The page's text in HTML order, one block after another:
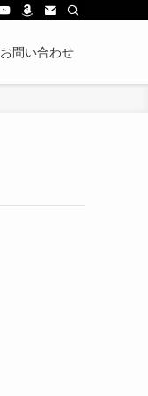
お問い合わせ